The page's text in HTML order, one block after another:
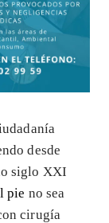
desde
siglo XXI
pie no sea
cirugía